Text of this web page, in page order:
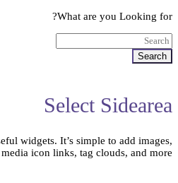
What are you Looking for?
Search
Select Sidearea
widgets. It’s simple to add images,
icon links, tag clouds, and more.